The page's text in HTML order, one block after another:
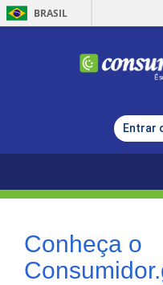
BRASIL
Entrar
Conheça o